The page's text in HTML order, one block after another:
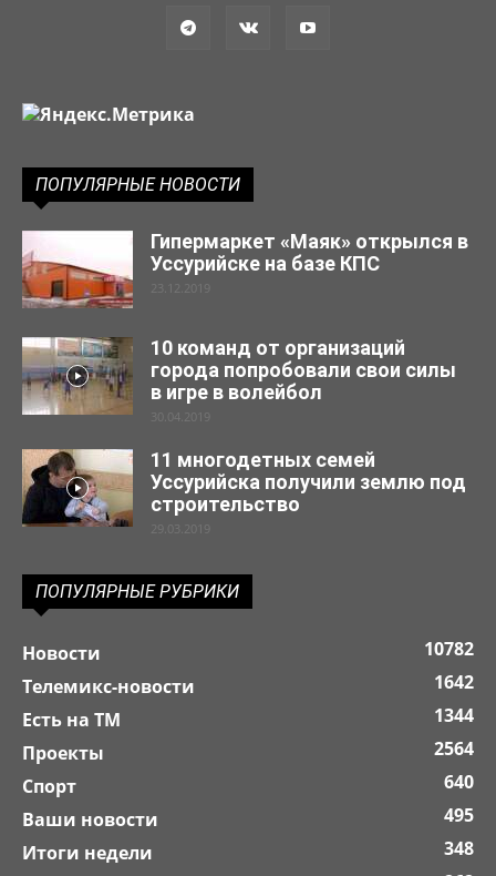
ПОПУЛЯРНЫЕ НОВОСТИ
Гипермаркет «Маяк» открылся в
Уссурийске на базе КПС
23.12.2019
10 команд от организаций
города попробовали свои силы
в игре в волейбол
30.04.2019
11 многодетных семей
Уссурийска получили землю под
строительство
29.03.2019
ПОПУЛЯРНЫЕ РУБРИКИ
Новости
10782
Телемикс-новости
1642
Есть на ТМ
1344
Проекты
2564
Спорт
640
Ваши новости
495
Итоги недели
348